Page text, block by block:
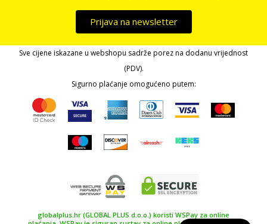
Prijava na newsletter
Sve cijene iskazane u webshopu sadrže porez na dodanu vrijednost
(PDV).
Sigurno plaćanje omogućeno putem:
globalplus.hr (GLOBAL PLUS d.o.o.) koristi WSPay za online